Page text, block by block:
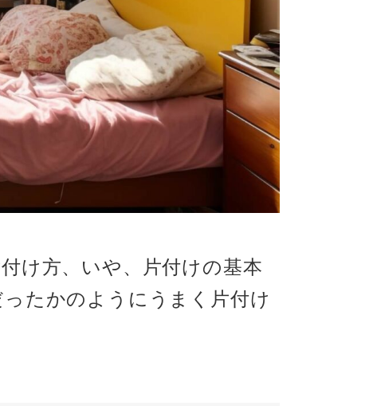
け方、いや、片付けの基本
たかのようにうまく片付け